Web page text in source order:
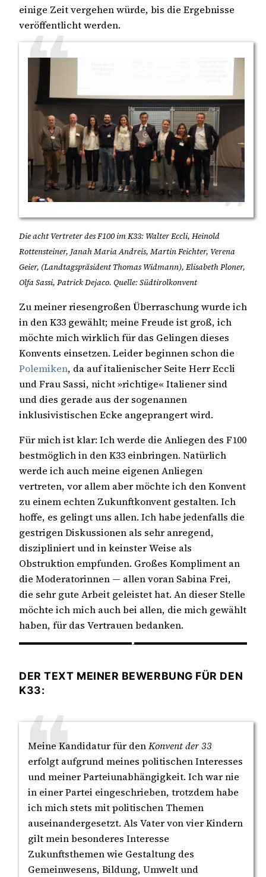
einige Zeit vergehen würde, bis die Ergebnisse
veröffentlicht werden.
Die acht Vertreter des F100 im K33: Walter Eccli, Heinold
Rottensteiner, Janah Maria Andreis, Martin Feichter, Verena
Geier, (Landtagspräsident Thomas Widmann), Elisabeth Ploner,
Olfa Sassi, Patrick Dejaco. Quelle: Südtirolkonvent
Zu meiner riesengroßen Überraschung wurde ich
in den K33 gewählt; meine Freude ist groß, ich
möchte mich wirklich für das Gelingen dieses
Konvents einsetzen. Leider beginnen schon die
Polemiken, da auf italienischer Seite Herr Eccli
und Frau Sassi, nicht »richtige« Italiener sind
und dies gerade aus der sogenannen
inklusivistischen Ecke angeprangert wird.
Für mich ist klar: Ich werde die Anliegen des F100
bestmöglich in den K33 einbringen. Natürlich
werde ich auch meine eigenen Anliegen
vertreten, vor allem aber möchte ich den Konvent
zu einem echten Zukunftkonvent gestalten. Ich
hoffe, es gelingt uns allen. Ich habe jedenfalls die
gestrigen Diskussionen als sehr anregend,
diszipliniert und in keinster Weise als
Obstruktion empfunden. Großes Kompliment an
die Moderatorinnen — allen voran Sabina Frei,
die sehr gute Arbeit geleistet hat. An dieser Stelle
möchte ich mich auch bei allen, die mich gewählt
haben, für das Vertrauen bedanken.
DER TEXT MEINER BEWERBUNG FÜR DEN
K33:
Meine Kandidatur für denKonvent der 33
erfolgt aufgrund meines politischen Interesses
und meiner Parteiunabhängigkeit. Ich war nie
in einer Partei eingeschrieben, trotzdem habe
ich mich stets mit politischen Themen
auseinandergesetzt. Als Vater von vier Kindern
gilt mein besonderes Interesse
Zukunftsthemen wie Gestaltung des
Gemeinwesens, Bildung, Umwelt und